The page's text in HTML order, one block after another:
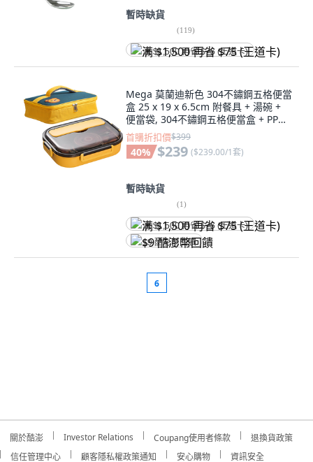
暫時缺貨
(119)
满 $1,500 再省 $75 (王道卡)
Mega 莫蘭迪新色 304不鏽鋼五格便當
盒 25 x 19 x 6.5cm 附餐具 + 湯碗 +
便當袋, 304不鏽鋼五格便當盒 + PP保
鮮盒蓋 + 不鏽鋼筷子 + 不鏽鋼湯匙 +
不鏽鋼湯碗 + PP湯碗蓋 + 便當袋, 黃色
小熊, 1組
首購折扣價$399
40% $239 ($239.00/1套)
暫時缺貨
(1)
满 $1,500 再省 $75 (王道卡)
$9 酷澎幣回饋
6
關於酷澎 Investor Relations Coupang使用者條款
退換貨政策
信任管理中心
顧客隱私權政策通知 安心購物 資訊安全